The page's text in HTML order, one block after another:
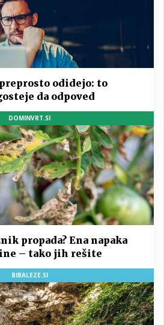
odidejo: to
da odpoved
DOMINVRT.SI
propada? Ena napaka
– tako jih rešite
BIBALEZE.SI